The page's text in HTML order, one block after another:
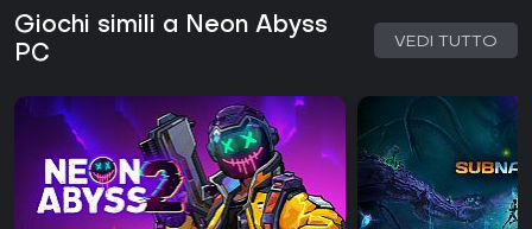
Giochi simili a Neon Abyss
PC
VEDI TUTTO